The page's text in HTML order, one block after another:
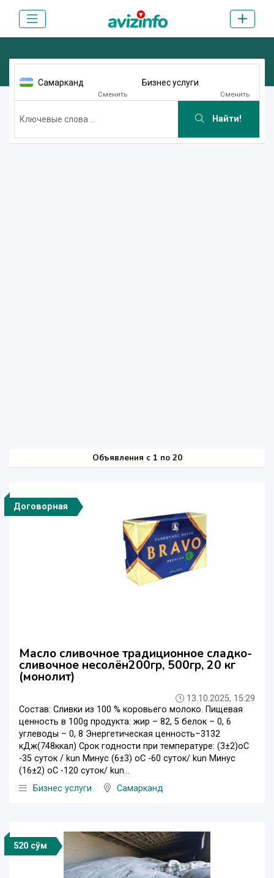
Самарканд
Сменить
Бизнес услуги
Сменить
Найти!
Объявления c 1 по 20
Договорная
Масло сливочное традиционное сладко-
сливочное несолён200гр, 500гр, 20 кг
(монолит)
13.10.2025, 15:29
Состав: Сливки из 100 % коровьего молоко. Пищевая
ценность в 100g продукта: жир – 82, 5 белок – 0, 6
углеводы – 0, 8 Энергетическая ценность–3132
кДж(748ккал) Срок годности при температуре: (3±2)oС
-35 суток / kun Минус (6±3) oС -60 суток/ kun Минус
(16±2) oС -120 суток/ kun...
Бизнес услуги
Самарканд
520 сўм